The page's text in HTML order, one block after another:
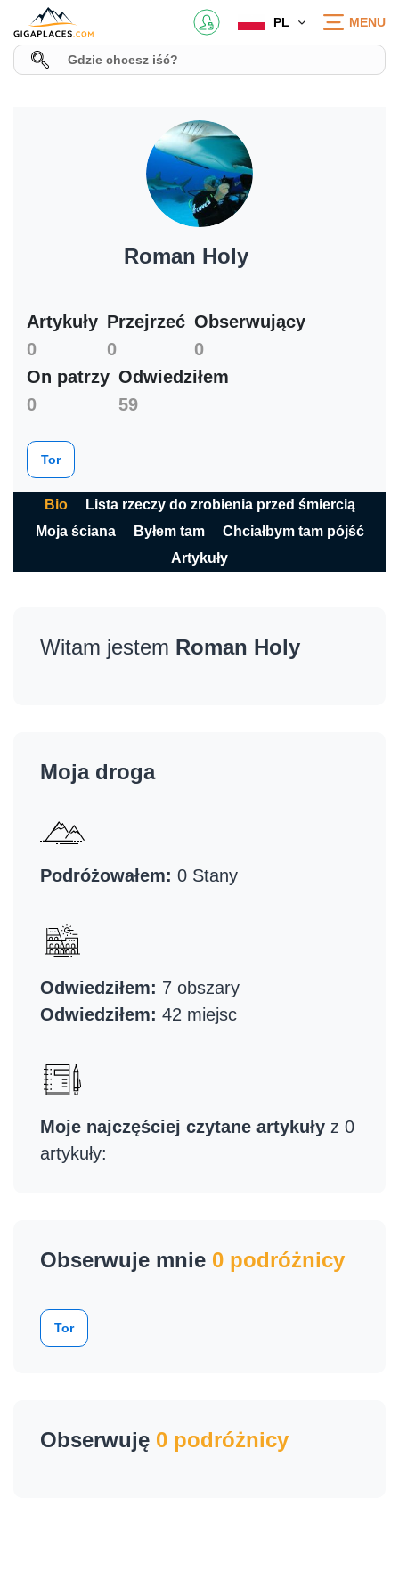
PL MENU
Roman Holy
Artykuły
0
Przejrzeć
0
Obserwujący
0
On patrzy
0
Odwiedziłem
59
Tor
Bio
Lista rzeczy do zrobienia przed śmiercią
Moja ściana
Byłem tam
Chciałbym tam pójść
Artykuły
Witam jestem Roman Holy
Moja droga
Podróżowałem: 0 Stany
Odwiedziłem: 7 obszary
Odwiedziłem: 42 miejsc
Moje najczęściej czytane artykuły z 0
artykuły:
Obserwuje mnie 0 podróżnicy
Tor
Obserwuję 0 podróżnicy